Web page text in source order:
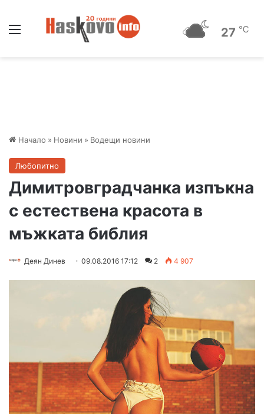
27 ℃
Начало » Новини » Водещи новини
Любопитно
Димитровградчанка изпъкна
с естествена красота в
мъжката библия
Деян Динев 09.08.2016 17:12 2 4 907